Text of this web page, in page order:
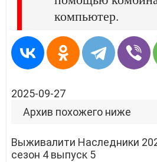
компьютер.
2025-09-27
Архив похожего ниже
Выживалити Наследники
сезон 4 выпуск 5